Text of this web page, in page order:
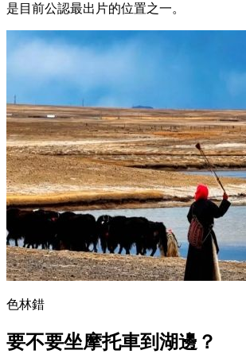
是目前公認最出片的位置之一。
色林錯
要不要坐摩托車到湖邊？